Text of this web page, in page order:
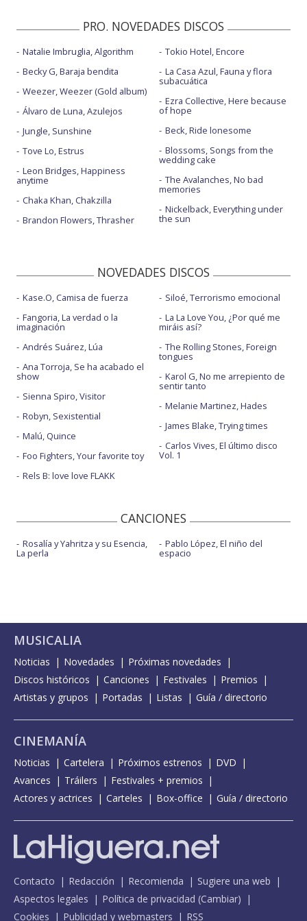
PRO. NOVEDADES DISCOS
Natalie Imbruglia, Algorithm
Becky G, Baraja bendita
Weezer, Weezer (Gold album)
Álvaro de Luna, Azulejos
Jungle, Sunshine
Tove Lo, Estrus
Leon Bridges, Happiness
anytime
Chaka Khan, Chakzilla
Brandon Flowers, Thrasher
Tokio Hotel, Encore
La Casa Azul, Fauna y flora
subacuática
Ezra Collective, Here because
of hope
Beck, Ride lonesome
Blossoms, Songs from the
wedding cake
The Avalanches, No bad
memories
Nickelback, Everything under
the sun
NOVEDADES DISCOS
Kase.O, Camisa de fuerza
Fangoria, La verdad o la
imaginación
Andrés Suárez, Lúa
Ana Torroja, Se ha acabado el
show
Sienna Spiro, Visitor
Robyn, Sexistential
Malú, Quince
Foo Fighters, Your favorite toy
Rels B: love love FLAKK
Siloé, Terrorismo emocional
La La Love You, ¿Por qué me
miráis así?
The Rolling Stones, Foreign
tongues
Karol G, No me arrepiento de
sentir tanto
Melanie Martinez, Hades
James Blake, Trying times
Carlos Vives, El último disco
Vol. 1
CANCIONES
Rosalía y Yahritza y su Esencia,
La perla
Pablo López, El niño del
espacio
MUSICALIA
Noticias Novedades
Próximas novedades
Discos históricos
Canciones Festivales
Premios
Artistas y grupos
Portadas Listas Guía / directorio
CINEMANÍA
Noticias Cartelera Próximos estrenos
DVD
Avances
Tráilers
Festivales + premios
Actores y actrices
Carteles Box-office Guía / directorio
Contacto Redacción Recomienda
Sugiere una web
Aspectos legales
Política de privacidad (Cambiar)
Cookies
Publicidad y webmasters RSS